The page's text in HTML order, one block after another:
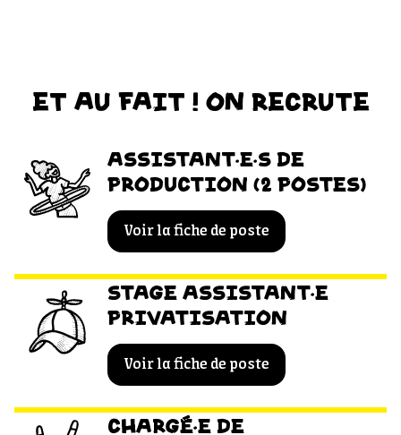
ET AU FAIT ! ON RECRUTE
ASSISTANT·E·S DE
PRODUCTION (2 POSTES)
Voir la fiche de poste
STAGE ASSISTANT·E
PRIVATISATION
Voir la fiche de poste
CHARGÉ·E DE